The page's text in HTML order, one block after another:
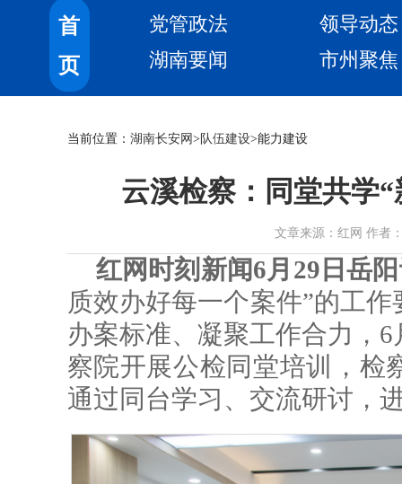
首
页
党管政法
领导动态
湖南要闻
市州聚焦
当前位置： 湖南长安网 > 队伍建设>能力建设
云溪检察：同堂共学
文章来源：红网 作者
红网时刻新闻6月29日岳
质效办好每一个案件”的工
办案标准、凝聚工作合力，
察院开展公检同堂培训，检
通过同台学习、交流研讨，